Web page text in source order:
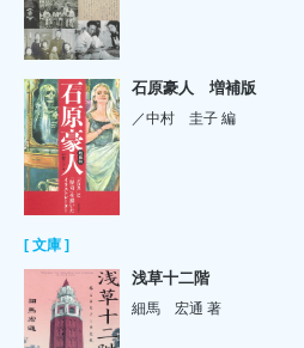
石原豪人 増補版
／中村 圭子 編
[ 文庫 ]
浅草十二階
細馬 宏通 著